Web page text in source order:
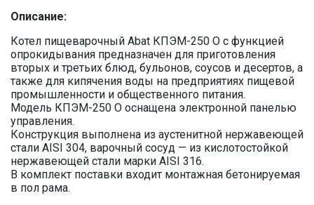
Описание:
Котел пищеварочный Abat КПЭМ-250 О с функцией
опрокидывания предназначен для приготовления
вторых и третьих блюд, бульонов, соусов и десертов, а
также для кипячения воды на предприятиях пищевой
промышленности и общественного питания.
Модель КПЭМ-250 О оснащена электронной панелью
управления.
Конструкция выполнена из аустенитной нержавеющей
стали AISI 304, варочный сосуд — из кислотостойкой
нержавеющей стали марки AISI 316.
В комплект поставки входит монтажная бетонируемая
в пол рама.